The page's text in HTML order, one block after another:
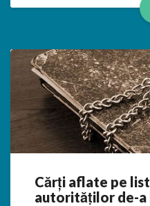
Cărți
aflate
Cărți aflate pe
autorităților de-a